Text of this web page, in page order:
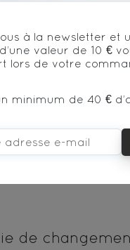
fleurs* / Green tea*,
grapefruit and
essential oil*, flowers*
de l'agriculture
de
à la newsletter et
valeur de 10 €
lors de votre
minimum de 40 €